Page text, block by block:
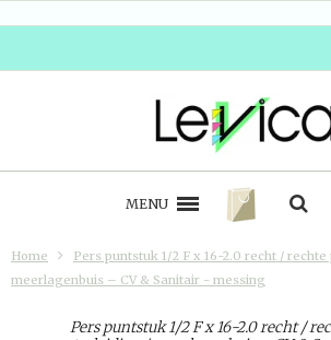
MENU
Home
Pers puntstuk 1/2 F x 16-2.0 recht /
meerlagenbuis – CV & Sanitair - messing
Pers puntstuk 1/2 F x 16-2.0 recht /